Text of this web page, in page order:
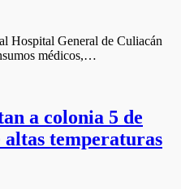
Hospital General de Culiacán
médicos,…
a colonia 5 de
altas temperaturas